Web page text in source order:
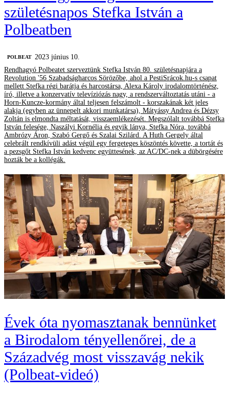
születésnapos Stefka István a
Polbeatben
‎POLBEAT 2023 június 10.
Rendhagyó Polbeatet szerveztünk Stefka István 80. születésnapjára a
Revolution '56 Szabadságharcos Sörözőbe, ahol a PestiSrácok.hu-s csapat
mellett Stefka régi barátja és harcostársa, Alexa Károly irodalomtörténész,
író, illetve a konzervatív televíziózás nagy, a rendszerváltoztatás utáni - a
Horn-Kuncze-kormány által teljesen felszámolt - korszakának két jeles
alakja (egyben az ünnepelt akkori munkatársa), Mátyássy Andrea és Dézsy
Zoltán is elmondta méltatását, visszaemlékezését. Megszólalt továbbá Stefka
István felesége, Naszályi Kornélia és egyik lánya, Stefka Nóra, továbbá
Ambrózy Áron, Szabó Gergő és Szalai Szilárd. A Huth Gergely által
celebrált rendkívüli adást végül egy fergeteges köszöntés követte, a tortát és
a pezsgőt Stefka István kedvenc együttesének, az AC/DC-nek a dübörgésére
hozták be a kollégák.
Évek óta nyomasztanak bennünket
a Birodalom tényellenőrei, de a
Századvég most visszavág nekik
(Polbeat-videó)